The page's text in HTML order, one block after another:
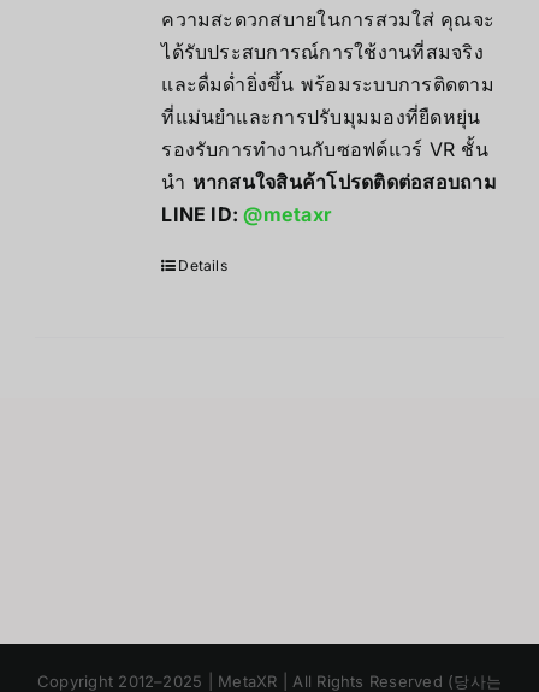
ความสะดวกสบายในการสวมใส่ คุณจะ
ได้รับประสบการณ์การใช้งานที่สมจริง
และดื่มด่ำยิ่งขึ้น พร้อมระบบการติดตาม
ที่แม่นยำและการปรับมุมมองที่ยืดหยุ่น
รองรับการทำงานกับซอฟต์แวร์ VR ชั้น
นำ หากสนใจสินค้าโปรดติดต่อสอบถาม
LINE ID:@metaxr
Details
Copyright 2012–2025 | MetaXR | All Rights Reserved (당사는